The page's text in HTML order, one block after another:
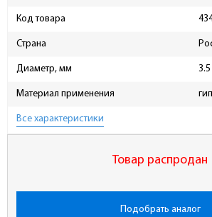
Код товара
Страна
Диаметр, мм 3.5
Материал применения
Все характеристики
Товар распродан
Подобрать аналог